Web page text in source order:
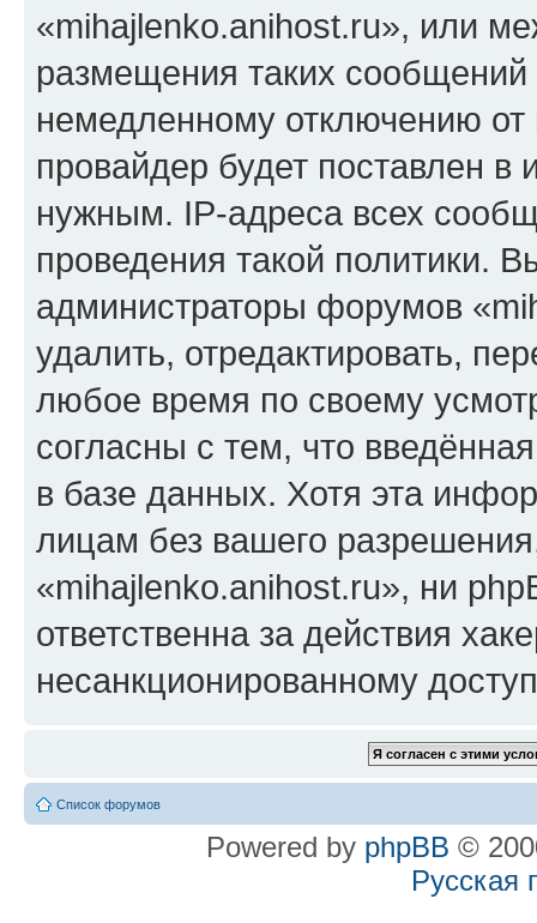
«mihajlenko.anihost.ru», или
размещения таких
немедленному отключению
провайдер будет поставлен в
нужным. IP-адреса всех
проведения такой политики.
администраторы форумов
удалить, отредактировать,
любое время по своему
согласны с тем, что
в базе данных. Хотя эта
лицам без вашего
«mihajlenko.anihost.ru», ни
ответственна за действия
несанкционированному
Список форумов
Powered by phpBB ©
Русская